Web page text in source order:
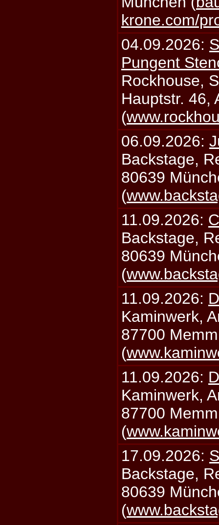
krone.com/
04.09.2026:
Pungent
Rockhouse,
Hauptstr. 46,
(
06.09.2026:
Backstage,
80639
(
11.09.2026:
Backstage,
80639
(
11.09.2026:
Kaminwerk,
87700
(
11.09.2026:
Kaminwerk,
87700
(
17.09.2026:
Backstage,
80639
(